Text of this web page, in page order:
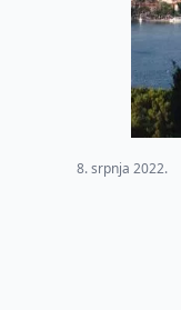
8. srpnja 2022.